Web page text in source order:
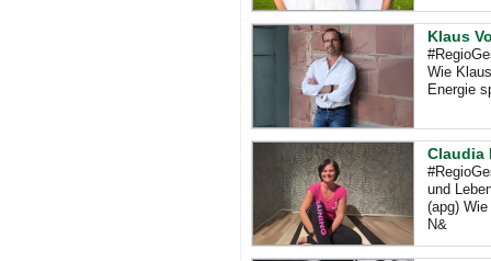
Klaus
Wie
Energie
Claudia
und
(apg)
N&